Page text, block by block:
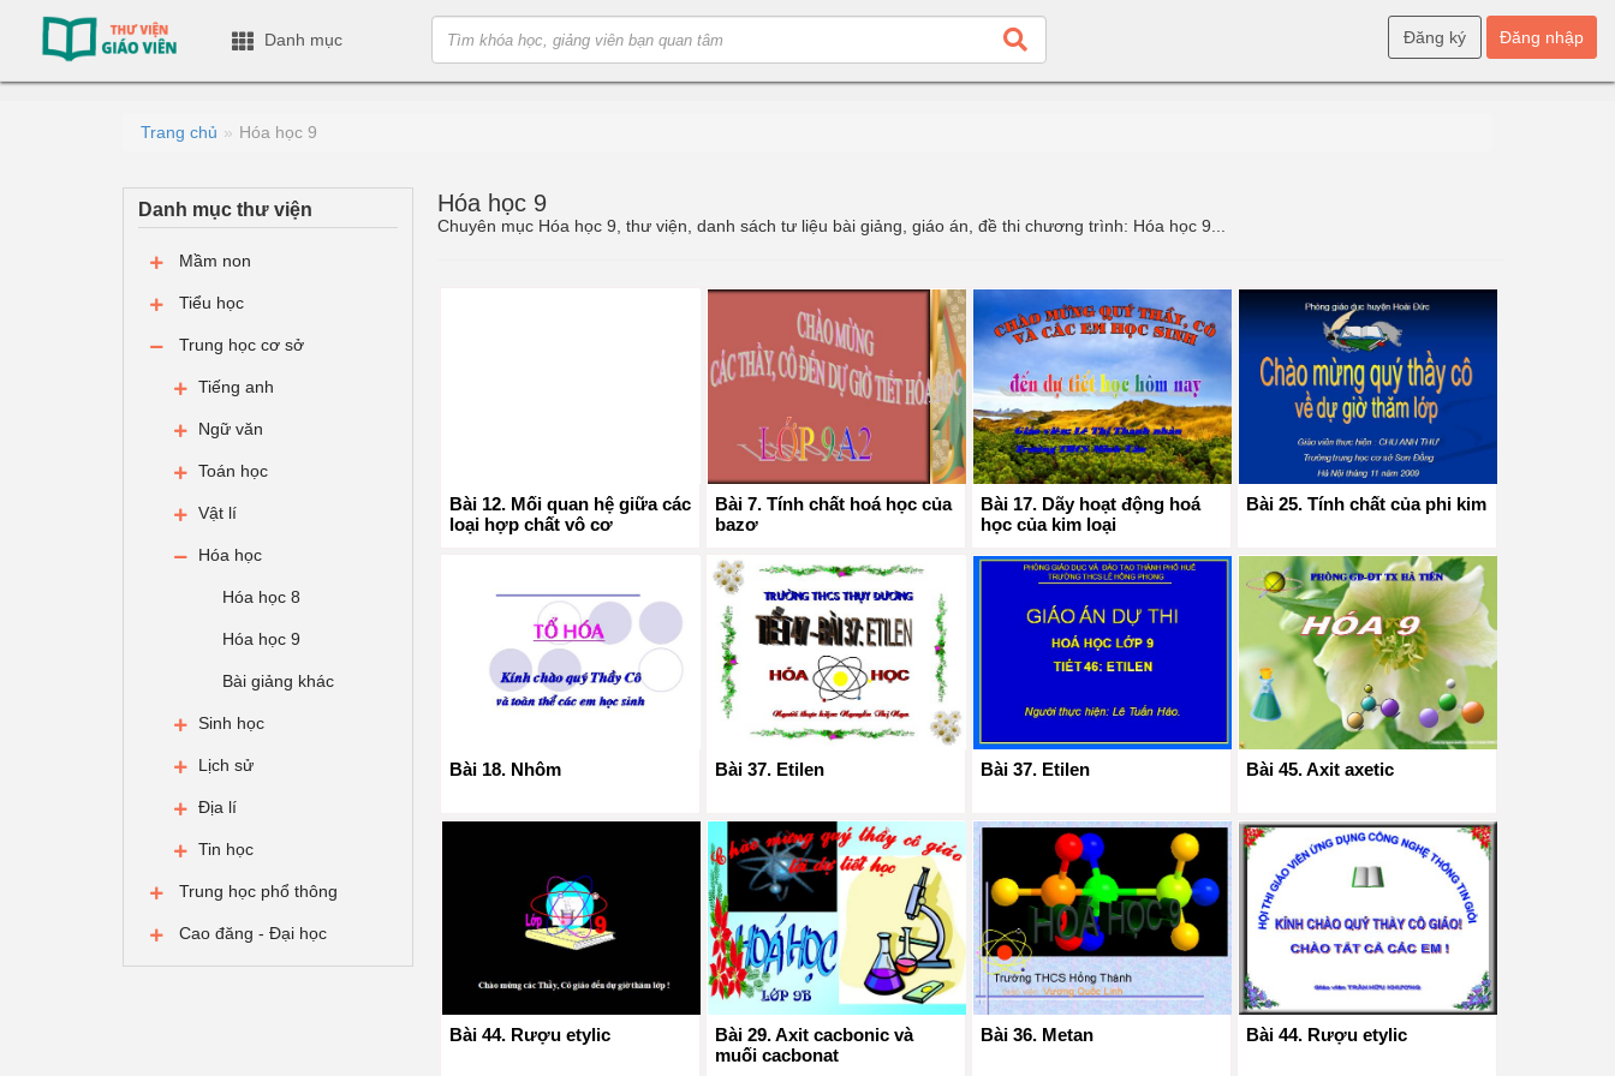
Danh mục Đăng ký Đăng nhập
Trang chủ Hóa học 9
Danh mục thư viện
Mầm non
Tiểu học
Trung học cơ sở
Tiếng anh
Ngữ văn
Toán học
Vật lí
Hóa học
Hóa học 8
Hóa học 9
Bài giảng khác
Sinh học
Lịch sử
Địa lí
Tin học
Trung học phổ thông
Cao đăng - Đại học
Hóa học 9
Chuyên mục Hóa học 9, thư viện, danh sách tư liệu bài giảng, giáo án, đề thi chương trình: Hóa học 9...
Bài 12. Mối quan hệ giữa các
loại hợp chất vô cơ
Bài 7. Tính chất hoá học của
bazơ
Bài 17. Dãy hoạt động hoá
học của kim loại
Bài 25. Tính chất của phi kim
Bài 18. Nhôm Bài 37. Etilen Bài 37. Etilen Bài 45. Axit axetic
Bài 44. Rượu etylic
Bài 29. Axit cacbonic và
muối cacbonat
Bài 36. Metan Bài 44. Rượu etylic